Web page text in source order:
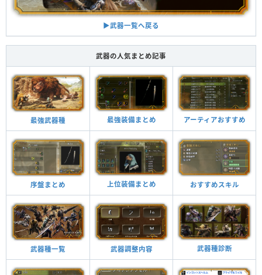
▶︎武器一覧へ戻る
武器の人気まとめ記事
最強武器種 最強装備まとめ アーティアおすすめ
序盤まとめ 上位装備まとめ おすすめスキル
武器種一覧 武器調整内容 武器種診断